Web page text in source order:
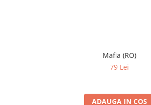
Mafia (RO)
79 Lei
ADAUGA IN COS